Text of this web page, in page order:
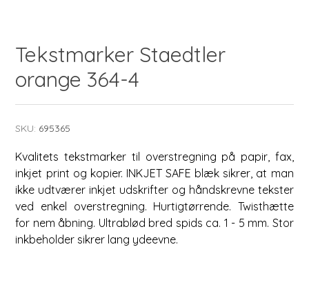
Tekstmarker Staedtler
orange 364-4
SKU: 695365
Kvalitets tekstmarker til overstregning på papir, fax,
inkjet print og kopier. INKJET SAFE blæk sikrer, at man
ikke udtværer inkjet udskrifter og håndskrevne tekster
ved enkel overstregning. Hurtigtørrende. Twisthætte
for nem åbning. Ultrablød bred spids ca. 1 - 5 mm. Stor
inkbeholder sikrer lang ydeevne.